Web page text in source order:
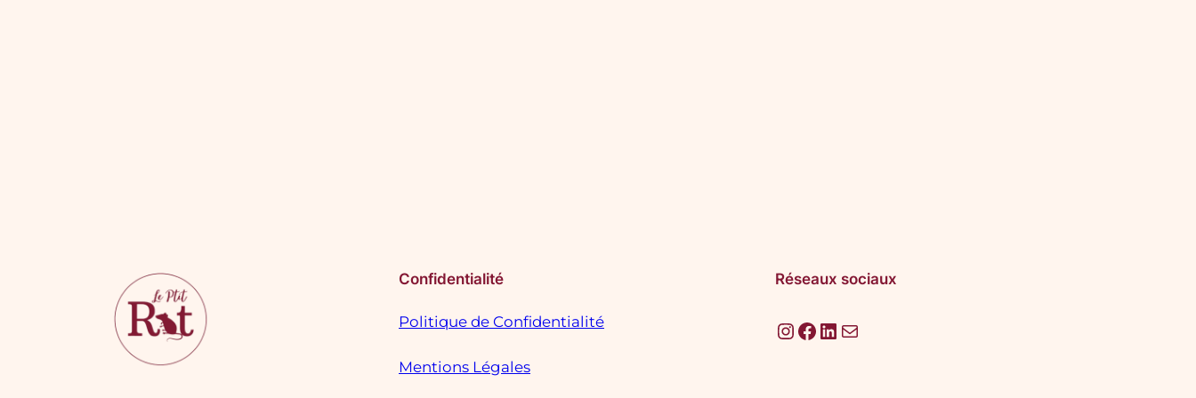
Confidentialité
Politique de Confidentialité
Mentions Légales
Réseaux sociaux
InstagramFacebook LinkedIn E-mail